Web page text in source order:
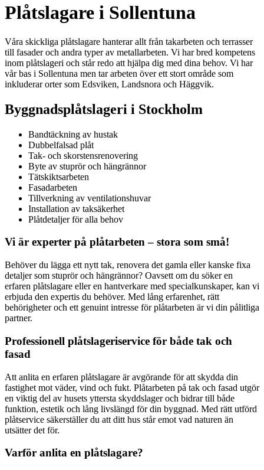
Plåtslagare i Sollentuna
Våra skickliga plåtslagare hanterar allt från takarbeten och terrasser
till fasader och andra typer av metallarbeten. Vi har bred kompetens
inom plåtslageri och står redo att hjälpa dig med dina behov. Vi har
vår bas i Sollentuna men tar arbeten över ett stort område som
inkluderar orter som Edsviken, Landsnora och Häggvik.
Byggnadsplåtslageri i Stockholm
Bandtäckning av hustak
Dubbelfalsad plåt
Tak- och skorstensrenovering
Byte av stuprör och hängrännor
Tätskiktsarbeten
Fasadarbeten
Tillverkning av ventilationshuvar
Installation av taksäkerhet
Plåtdetaljer för alla behov
Vi är experter på plåtarbeten – stora som små!
Behöver du lägga ett nytt tak, renovera det gamla eller kanske fixa
detaljer som stuprör och hängrännor? Oavsett om du söker en
erfaren plåtslagare eller en hantverkare med specialkunskaper, kan vi
erbjuda den expertis du behöver. Med lång erfarenhet, rätt
behörigheter och ett genuint intresse för plåtarbeten är vi din pålitliga
partner.
Professionell plåtslageriservice för både tak och
fasad
Att anlita en erfaren plåtslagare är avgörande för att skydda din
fastighet mot väder, vind och fukt. Plåtarbeten på tak och fasad utgör
en viktig del av husets yttersta skyddslager och bidrar till både
funktion, estetik och lång livslängd för din byggnad. Med rätt utförd
plåtservice säkerställer du att ditt hus står emot vad naturen än
utsätter det för.
Varför anlita en plåtslagare?